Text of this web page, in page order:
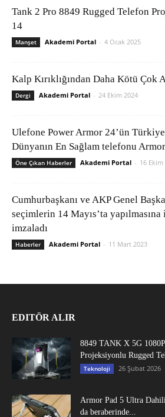
Tank 2 Pro 8849 Rugged Telefon
14
Manşet Akademi Portal - 4 Ocak 2025
Kalp Kırıklığından Daha Kötü Çok
Dergi Akademi Portal - 24 Ekim 2024
Ulefone Power Armor 24’ün Türkiye
Dünyanın En Sağlam telefonu
Öne Çıkan Haberler Akademi Portal - 16 Ekim
Cumhurbaşkanı ve AKP Genel
seçimlerin 14 Mayıs’ta
imzaladı
Haberler Akademi Portal - 11 Mart 2023
EDITÖR ALIR
8849 TANK X 5G
Projeksiyonlu Rugged
Teknoloji 26 Şubat 2026
Armor Pad 5 Ultra
da beraberinde...